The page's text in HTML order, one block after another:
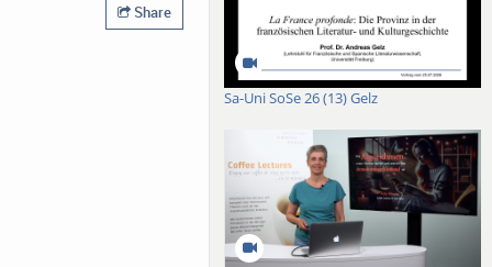
Share
Sa-Uni SoSe 26 (13) Gelz